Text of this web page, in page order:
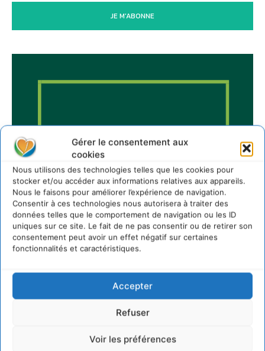
Gérer le consentement aux
cookies
Nous utilisons des technologies telles que les cookies pour
stocker et/ou accéder aux informations relatives aux appareils.
Nous le faisons pour améliorer l’expérience de navigation.
Consentir à ces technologies nous autorisera à traiter des
données telles que le comportement de navigation ou les ID
uniques sur ce site. Le fait de ne pas consentir ou de retirer son
consentement peut avoir un effet négatif sur certaines
fonctionnalités et caractéristiques.
Accepter
Refuser
Voir les préférences
JE M'ABONNE
Sur Cdurable